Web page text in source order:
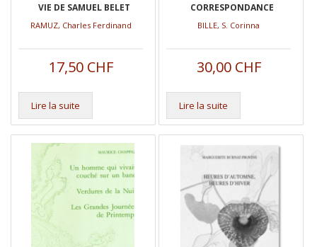
VIE DE SAMUEL BELET
RAMUZ, Charles Ferdinand
17,50 CHF
Lire la suite
CORRESPONDANCE
BILLE, S. Corinna
30,00 CHF
Lire la suite